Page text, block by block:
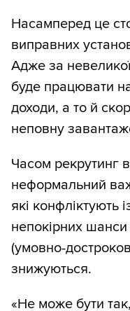
Насамперед це
виправних
Адже за невеликої
буде працювати
доходи, а то й
неповну
Часом рекрутинг
неформальний
які конфліктують
непокірних
(умовно-
знижуються.
«Не може бути